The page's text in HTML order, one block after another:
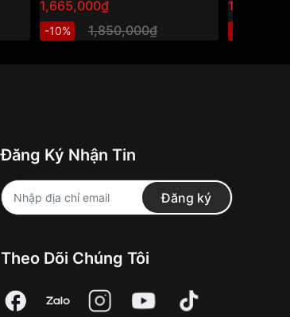
1,665,000₫
-10% 1,850,000₫
Đăng Ký Nhận Tin
Đăng ký
Theo Dõi Chúng Tôi